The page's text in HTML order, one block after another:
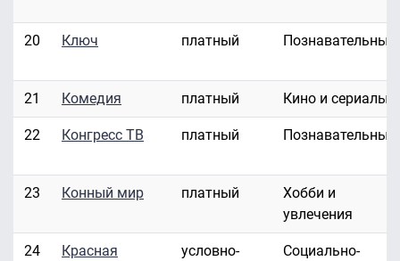
20 Ключ платный Познавательные
21 Комедия платный Кино и сериалы
22 Конгресс ТВ платный Познавательные
23 Конный мир платный
Хобби и
увлечения
24
Красная
условно-
Социально-